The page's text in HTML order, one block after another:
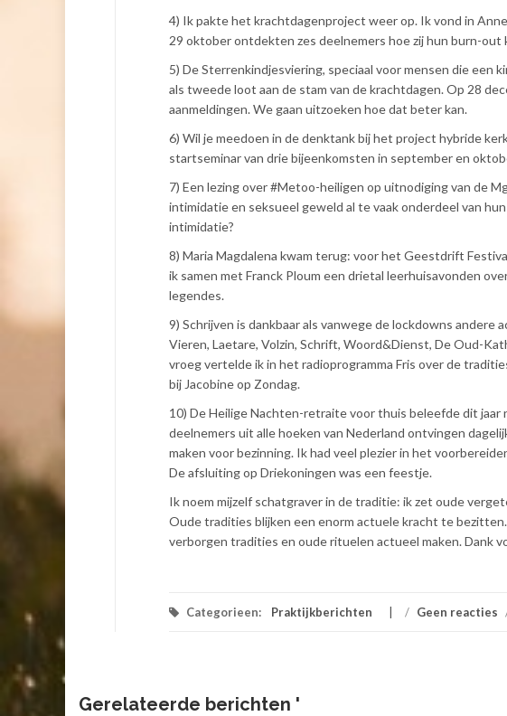
4) Ik pakte het krachtdagenproject weer op. Ik vond in
29 oktober ontdekten zes deelnemers hoe zij hun burn-
5) De Sterrenkindjesviering, speciaal voor mensen die een
als tweede loot aan de stam van de krachtdagen. Op 28
aanmeldingen. We gaan uitzoeken hoe dat beter kan.
6) Wil je meedoen in de denktank bij het project hybride
startseminar van drie bijeenkomsten in september en
7) Een lezing over #Metoo-heiligen op uitnodiging van de
intimidatie en seksueel geweld al te vaak onderdeel van
intimidatie?
8) Maria Magdalena kwam terug: voor het Geestdrift
ik samen met Franck Ploum een drietal leerhuisavonden
legendes.
9) Schrijven is dankbaar als vanwege de lockdowns
Vieren, Laetare, Volzin, Schrift, Woord&Dienst, De Oud-
vroeg vertelde ik in het radioprogramma Fris over de
bij Jacobine op Zondag.
10) De Heilige Nachten-retraite voor thuis beleefde dit
deelnemers uit alle hoeken van Nederland ontvingen
maken voor bezinning. Ik had veel plezier in het
De afsluiting op Driekoningen was een feestje.
Ik noem mijzelf schatgraver in de traditie: ik zet oude
Oude tradities blijken een enorm actuele kracht te
verborgen tradities en oude rituelen actueel maken. Dank
Categorieen: Praktijkberichten / Geen reacties
Gerelateerde berichten '